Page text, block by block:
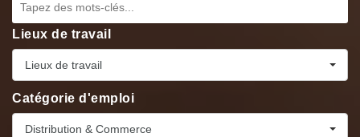
Lieux de travail
Lieux de travail
Catégorie d'emploi
Distribution & Commerce